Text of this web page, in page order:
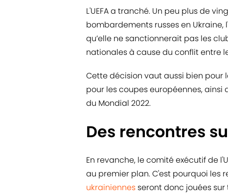
L'UEFA a tranché. Un peu plus de
bombardements russes en
qu’elle ne sanctionnerait pas les
nationales à cause du conflit entre
Cette décision vaut aussi bien
pour les coupes européennes, ainsi
du Mondial 2022.
Des rencontres
En revanche, le comité exécutif de
au premier plan. C'est pourquoi les
ukrainiennes seront donc jouées